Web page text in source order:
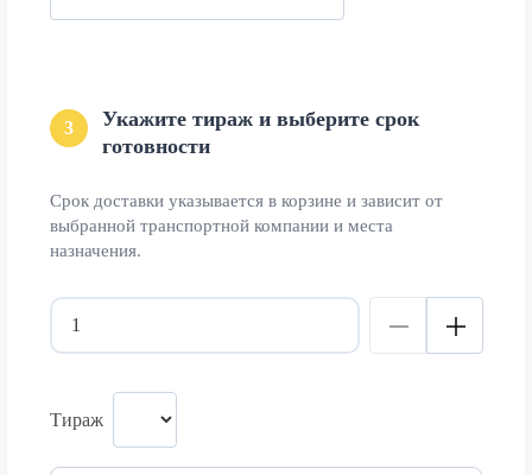
3
Укажите тираж и выберите срок
готовности
Срок доставки указывается в корзине и зависит от
выбранной транспортной компании и места
назначения.
Тираж